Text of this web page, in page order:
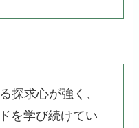
探求心が強く、
を学び続けてい